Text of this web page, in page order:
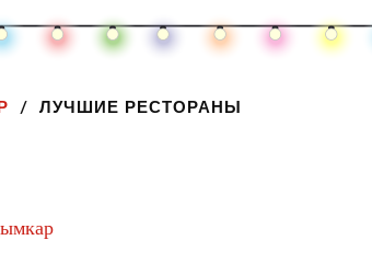
ЛУЧШИЕ РЕСТОРАНЫ